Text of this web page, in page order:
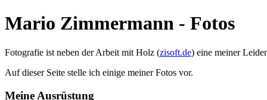
Mario Zimmermann - Fotos
Fotografie ist neben der Arbeit mit Holz (zisoft.de) eine meiner
Auf dieser Seite stelle ich einige meiner Fotos vor.
Meine Ausrüstung